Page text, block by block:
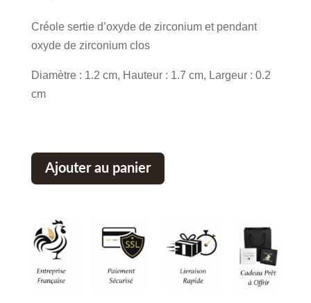
Créole sertie d’oxyde de zirconium et pendant
oxyde de zirconium clos
Diamètre : 1.2 cm, Hauteur : 1.7 cm, Largeur : 0.2
cm
Ajouter au panier